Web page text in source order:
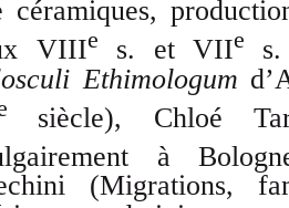
céramiques,
VIIIe s. et VIIe
Ethimologum
siècle), Chloé
à
(Migrations,